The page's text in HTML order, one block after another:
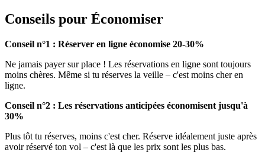
Conseils pour Économiser
Conseil n°1 : Réserver en ligne économise 20-30%
Ne jamais payer sur place ! Les réservations en ligne sont toujours
moins chères. Même si tu réserves la veille – c'est moins cher en
ligne.
Conseil n°2 : Les réservations anticipées économisent jusqu'à
30%
Plus tôt tu réserves, moins c'est cher. Réserve idéalement juste après
avoir réservé ton vol – c'est là que les prix sont les plus bas.